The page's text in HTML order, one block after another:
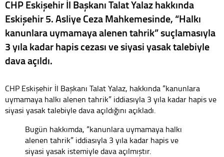
CHP Eskişehir İl Başkanı Talat Yalaz hakkında
Eskişehir 5. Asliye Ceza Mahkemesinde, “Halkı
kanunlara uymamaya alenen tahrik” suçlamasıyla
3 yıla kadar hapis cezası ve siyasi yasak talebiyle
dava açıldı.
CHP Eskişehir İl Başkanı Talat Yalaz, hakkında “kanunlara
uymamaya halkı alenen tahrik” iddiasıyla 3 yıla kadar hapis ve
siyasi yasak talebiyle dava açıldığını açıkladı.
Bugün hakkımda, “kanunlara uymamaya halkı
alenen tahrik” iddiasıyla 3 yıla kadar hapis ve
siyasi yasak istemiyle dava açılmıştır.